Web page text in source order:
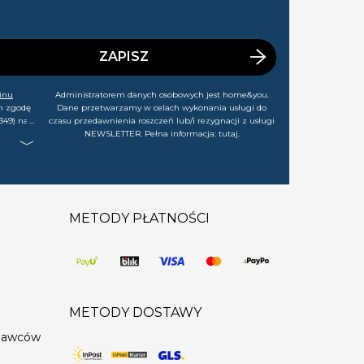
zgodę
na
chwili
ZAPISZ
Administratorem danych osobowych jest home&you.
Dane przetwarzamy w celach wykonania usługi do
czasu przedawnienia roszczeń lub/i rezygnacji z usługi
NEWSLETTER. Pełna informacja: tutaj
METODY PŁATNOŚCI
METODY DOSTAWY